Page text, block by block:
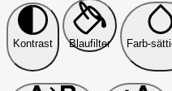
Kontrast Blaufilter Farb-